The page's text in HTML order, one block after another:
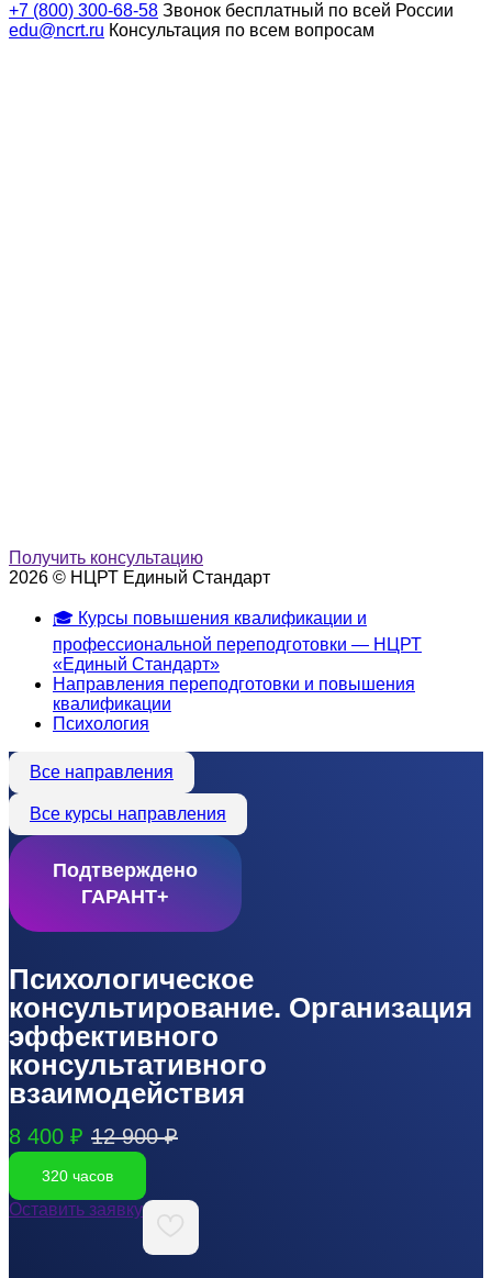
+7 (800) 300-68-58 Звонок бесплатный по всей России
edu@ncrt.ru Консультация по всем вопросам
Получить консультацию
2026 © НЦРТ Единый Стандарт
🎓 Курсы повышения квалификации и
профессиональной переподготовки — НЦРТ
«Единый Стандарт»
Направления переподготовки и повышения
квалификации
Психология
Все направления
Все курсы направления
Психологическое
консультирование. Организация
эффективного
консультативного
взаимодействия
8 400 ₽ 12 900 ₽
320 часов
Оставить заявку
Подтверждено
ГАРАНТ+